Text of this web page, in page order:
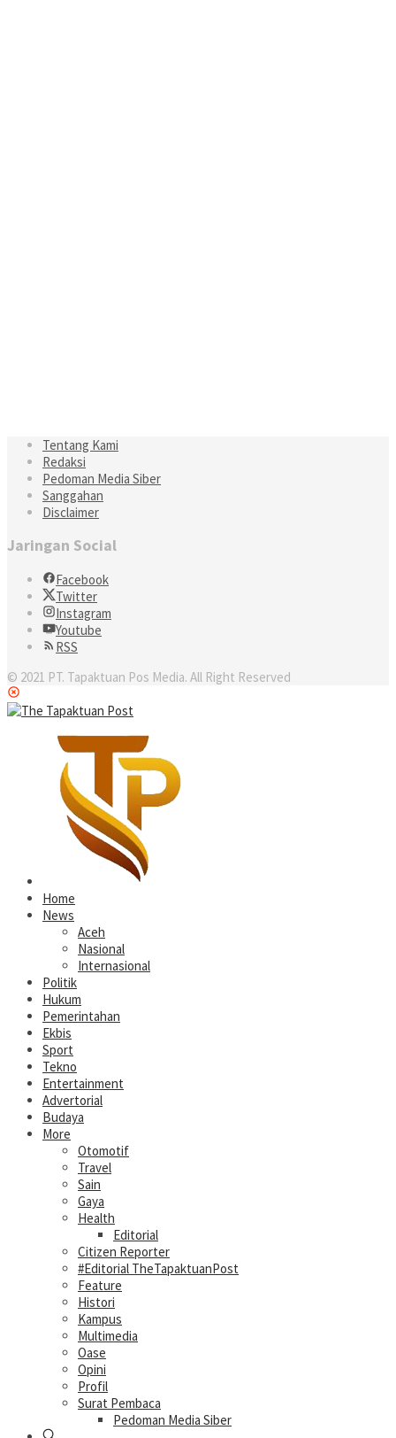
Tentang Kami
Redaksi
Pedoman Media Siber
Sanggahan
Disclaimer
Jaringan Social
Facebook
Twitter
Instagram
Youtube
RSS
© 2021 PT. Tapaktuan Pos Media. All Right Reserved
Home
News
Aceh
Nasional
Internasional
Politik
Hukum
Pemerintahan
Ekbis
Sport
Tekno
Entertainment
Advertorial
Budaya
More
Otomotif
Travel
Sain
Gaya
Health
Editorial
Citizen Reporter
#Editorial TheTapaktuanPost
Feature
Histori
Kampus
Multimedia
Oase
Opini
Profil
Surat Pembaca
Pedoman Media Siber